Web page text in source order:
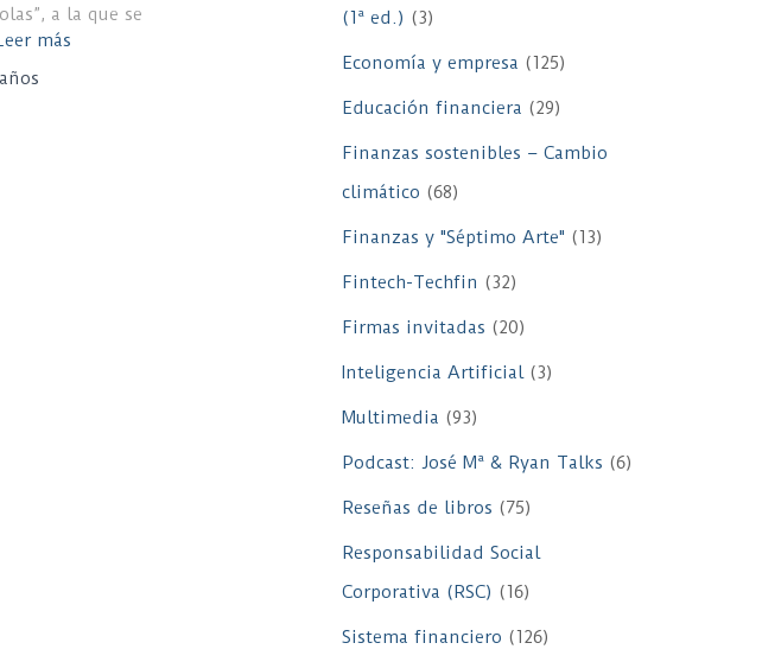
a la que se
más
(1ª ed.) (3)
Economía y empresa (125)
Educación financiera (29)
Finanzas sostenibles – Cambio
climático (68)
Finanzas y "Séptimo Arte" (13)
Fintech-Techfin (32)
Firmas invitadas (20)
Inteligencia Artificial(3)
Multimedia (93)
Podcast: José Mª & Ryan Talks (6)
Reseñas de libros (75)
Responsabilidad Social
Corporativa (RSC) (16)
Sistema financiero (126)